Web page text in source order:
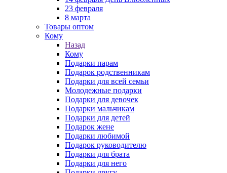
23 февраля
8 марта
Товары оптом
Кому
Назад
Кому
Подарки парам
Подарок родственникам
Подарки для всей семьи
Молодежные подарки
Подарки для девочек
Подарки мальчикам
Подарки для детей
Подарок жене
Подарки любимой
Подарок руководителю
Подарки для брата
Подарки для него